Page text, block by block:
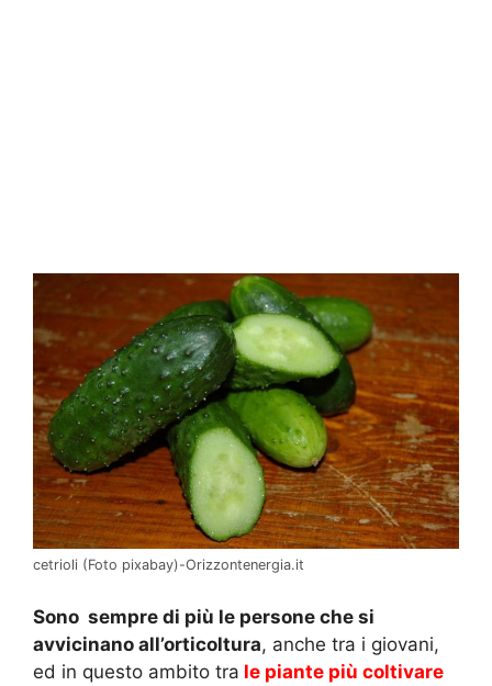
cetrioli (Foto pixabay)-Orizzontenergia.it
Sono sempre di più le persone che si
avvicinano all’orticoltura, anche tra i giovani,
ed in questo ambito tra le piante più coltivare